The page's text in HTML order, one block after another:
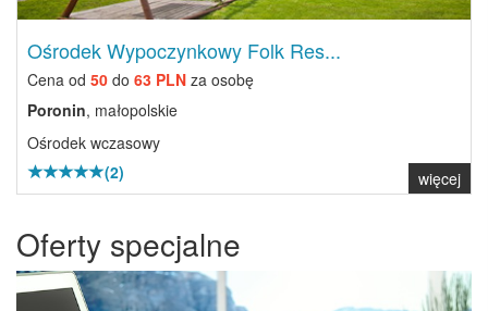
Ośrodek Wypoczynkowy Folk Res...
Cena od 50 do 63 PLN za osobę
Poronin, małopolskie
Ośrodek wczasowy
(2)
więcej
Oferty specjalne